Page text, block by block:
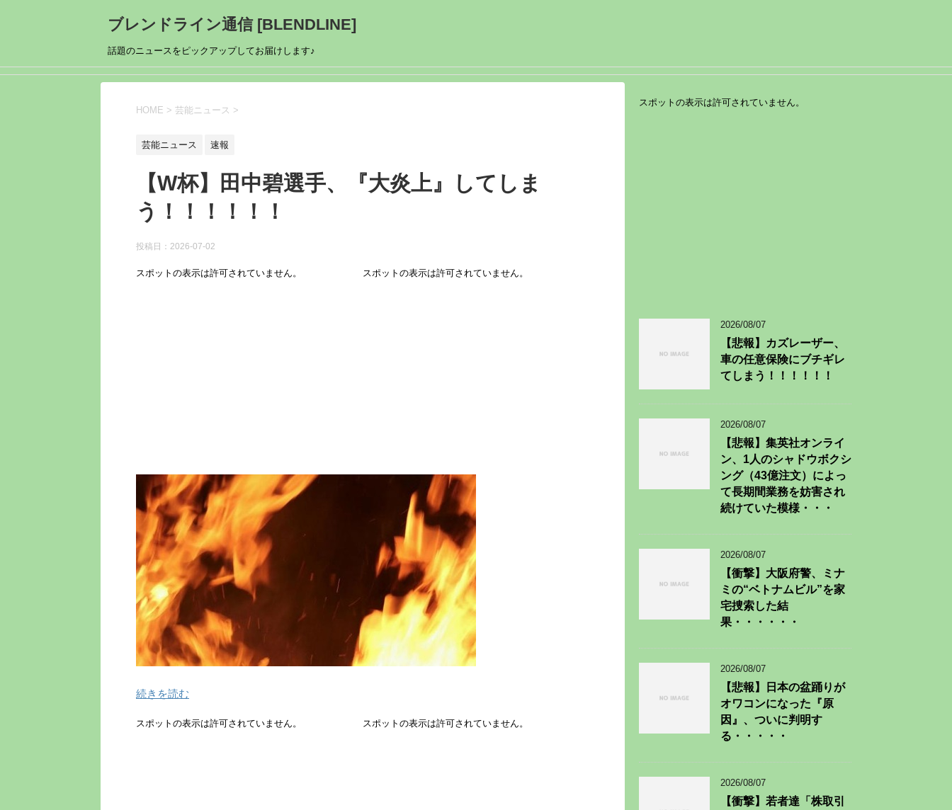
ブレンドライン通信 [BLENDLINE]
話題のニュースをピックアップしてお届けします♪
HOME > 芸能ニュース >
芸能ニュース 速報
【W杯】田中碧選手、『大炎上』してしま
う！！！！！！
投稿日： 2026-07-02
続きを読む
2026/08/07
【悲報】カズレーザー、
車の任意保険にブチギレ
てしまう！！！！！！
2026/08/07
【悲報】集英社オンライ
ン、1人のシャドウボクシ
ング（43億注文）によっ
て長期間業務を妨害され
続けていた模様・・・
2026/08/07
【衝撃】大阪府警、ミナ
ミの“ベトナムビル”を家
宅捜索した結
果・・・・・・
2026/08/07
【悲報】日本の盆踊りが
オワコンになった『原
因』、ついに判明す
る・・・・・
2026/08/07
【衝撃】若者達「株取引